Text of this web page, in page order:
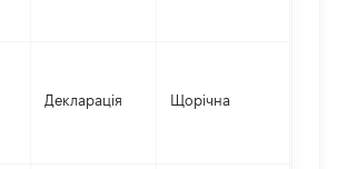
Декларація Щорічна